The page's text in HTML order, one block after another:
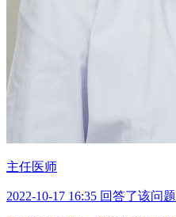
主任医师
2022-10-17 16:35 回答了该问题